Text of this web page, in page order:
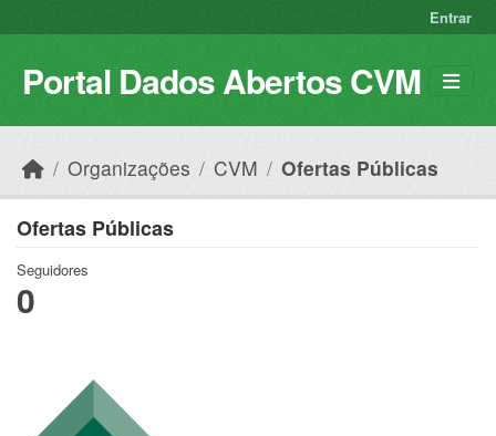
Entrar
Portal Dados Abertos CVM
Organizações CVM Ofertas Públicas
Ofertas Públicas
Seguidores
0